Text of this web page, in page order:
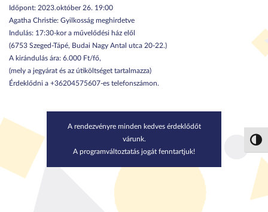
Időpont: 2023.október 26. 19:00
Agatha Christie: Gyilkosság meghirdetve
Indulás: 17:30-kor a művelődési ház elől
(6753 Szeged-Tápé, Budai Nagy Antal utca 20-22.)
A kirándulás ára: 6.000 Ft/fő,
(mely a jegyárat és az útiköltséget tartalmazza)
Érdeklődni a +36204575607-es telefonszámon.
A rendezvényre minden kedves érdeklődőt
várunk.
A programváltoztatás jogát fenntartjuk!